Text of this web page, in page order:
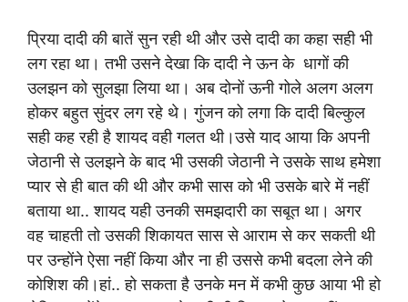
प्रिया दादी की बातें सुन रही थी और उसे दादी का कहा सही भी
लग रहा था। तभी उसने देखा कि दादी ने ऊन के धागों की
उलझन को सुलझा लिया था। अब दोनों ऊनी गोले अलग अलग
होकर बहुत सुंदर लग रहे थे। गुंजन को लगा कि दादी बिल्कुल
सही कह रही है शायद वही गलत थी।उसे याद आया कि अपनी
जेठानी से उलझने के बाद भी उसकी जेठानी ने उसके साथ हमेशा
प्यार से ही बात की थी और कभी सास को भी उसके बारे में नहीं
बताया था.. शायद यही उनकी समझदारी का सबूत था। अगर
वह चाहती तो उसकी शिकायत सास से आराम से कर सकती थी
पर उन्होंने ऐसा नहीं किया और ना ही उससे कभी बदला लेने की
कोशिश की।हां.. हो सकता है उनके मन में कभी कुछ आया भी हो